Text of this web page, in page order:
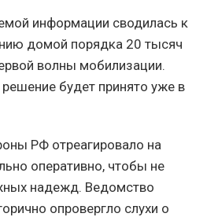
информации сводилась к
домой порядка 20 тысяч
волны мобилизации.
будет принято уже в
РФ отреагировало на
оперативно, чтобы не
надежд. Ведомство
опровергло слухи о